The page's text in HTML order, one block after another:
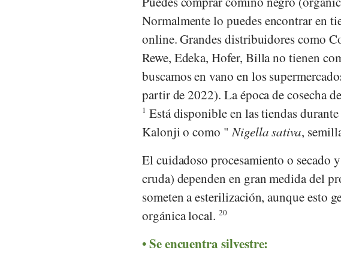
Normalmente lo puedes encontrar en
online. Grandes distribuidores como
Rewe, Edeka,Hofer, Billano tienen
buscamos en vano en los
partir de 2022). La época de cosecha
1 Está disponible en las tiendas
Kalonji o como " Nigella sativa,
El cuidadoso procesamiento o secado
cruda) dependen en gran medida del
someten a esterilización, aunque esto
orgánica local. 20
Se encuentra silvestre: